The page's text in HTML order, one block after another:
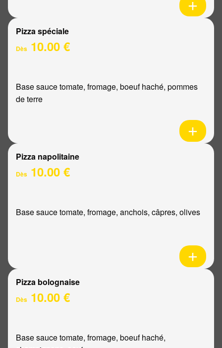
Pizza spéciale
Dès 10.00 €
Base sauce tomate, fromage, boeuf haché, pommes
de terre
Pizza napolitaine
Dès 10.00 €
Base sauce tomate, fromage, anchois, câpres, olives
Pizza bolognaise
Dès 10.00 €
Base sauce tomate, fromage, boeuf haché,